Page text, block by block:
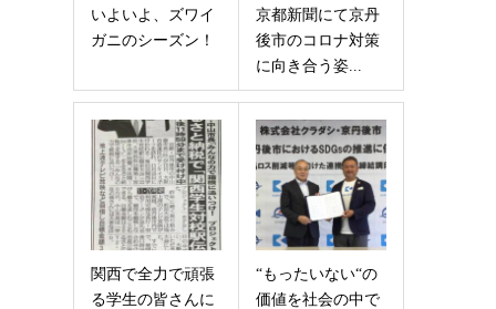
いよいよ、ズワイ
ガニのシーズン！
京都新聞にて京丹
後市のコロナ対策
に向き合う姿...
関西で全力で頑張
る学生の皆さんに
“もったいない“の
価値を社会の中で